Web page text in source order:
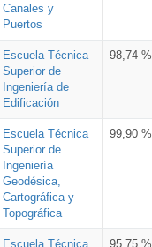
Canales y
Puertos
Escuela Técnica
Superior de
Ingeniería de
Edificación
98,74 %
Escuela Técnica
Superior de
Ingeniería
Geodésica,
Cartográfica y
Topográfica
99,90 %
Escuela Técnica
95,75 %